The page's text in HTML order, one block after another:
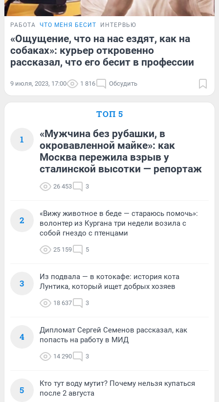
РАБОТА ЧТО МЕНЯ БЕСИТ ИНТЕРВЬЮ
«Ощущение, что на нас ездят, как на
собаках»: курьер откровенно
рассказал, что его бесит в профессии
9 июля, 2023, 17:00 1 816 Обсудить
ТОП 5
1
«Мужчина без рубашки, в
окровавленной майке»: как
Москва пережила взрыв у
сталинской высотки — репортаж
26 453 3
2
«Вижу животное в беде — стараюсь помочь»:
волонтер из Кургана три недели возила с
собой гнездо с птенцами
25 159 5
3
Из подвала — в котокафе: история кота
Лунтика, который ищет добрых хозяев
18 637 3
4
Дипломат Сергей Семенов рассказал, как
попасть на работу в МИД
14 290 3
5
Кто тут воду мутит? Почему нельзя купаться
после 2 августа